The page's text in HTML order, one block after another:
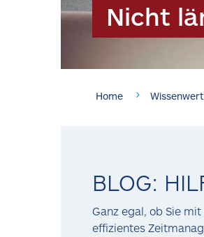
Nicht
Home
BLOG:
Ganz egal, ob Sie
effizientes